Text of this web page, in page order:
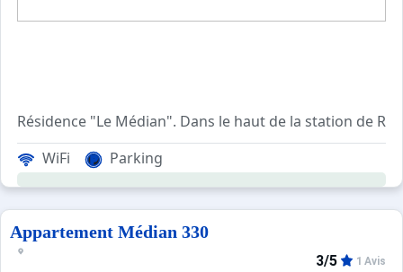
Résidence "Le Médian". Dans le haut de la station de
WiFi
Parking
Appartement Médian 330
3/5 1 Avis